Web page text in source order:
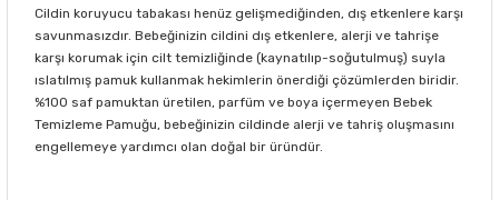
Cildin koruyucu tabakası henüz gelişmediğinden, dış etkenlere karşı
savunmasızdır. Bebeğinizin cildini dış etkenlere, alerji ve tahrişe
karşı korumak için cilt temizliğinde (kaynatılıp-soğutulmuş) suyla
ıslatılmış pamuk kullanmak hekimlerin önerdiği çözümlerden biridir.
%100 saf pamuktan üretilen, parfüm ve boya içermeyen Bebek
Temizleme Pamuğu, bebeğinizin cildinde alerji ve tahriş oluşmasını
engellemeye yardımcı olan doğal bir üründür.